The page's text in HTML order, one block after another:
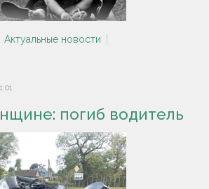
Актуальные новости
погиб водитель